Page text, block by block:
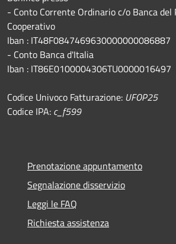
​- Conto Corrente Ordinario c/o Banca del
Cooperativo
Iban : IT48F0847469630000000086887
- Conto Banca d'Italia
Iban : IT86E0100004306TU0000016497
Codice Univoco Fatturazione: UFOP25
Codice IPA: c_f599
Prenotazione appuntamento
Segnalazione disservizio
Leggi le FAQ
Richiesta assistenza